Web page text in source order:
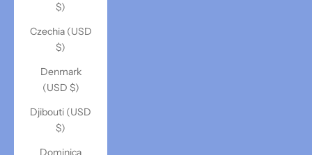
$)
Czechia (USD
$)
Denmark
(USD $)
Djibouti (USD
$)
Dominica